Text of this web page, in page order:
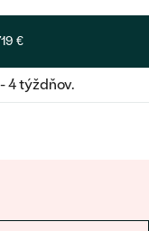
€
4 týždňov.